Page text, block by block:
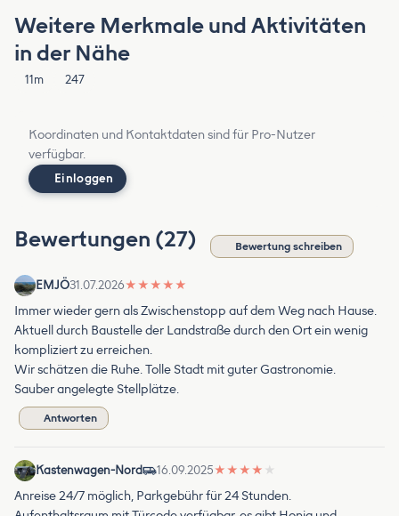
Weitere Merkmale und Aktivitäten
in der Nähe
11m 247
Koordinaten und Kontaktdaten sind für Pro-Nutzer
verfügbar.
Einloggen
Bewertungen (27) Bewertung schreiben
EMJÖ31.07.2026★ ★ ★ ★ ★
Immer wieder gern als Zwischenstopp auf dem Weg nach Hause.
Aktuell durch Baustelle der Landstraße durch den Ort ein wenig
kompliziert zu erreichen.
Wir schätzen die Ruhe. Tolle Stadt mit guter Gastronomie.
Sauber angelegte Stellplätze.
Antworten
Kastenwagen-Nord 16.09.2025★ ★ ★ ★ ★
Anreise 24/7 möglich, Parkgebühr für 24 Stunden.